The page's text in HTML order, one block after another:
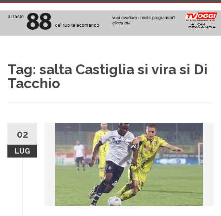
contenuto
Tag: salta Castiglia si vira si Di
Tacchio
02
LUG